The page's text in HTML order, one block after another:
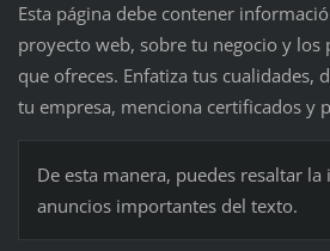
Esta página debe contener
proyecto web, sobre tu negocio y los
que ofreces. Enfatiza tus cualidades,
tu empresa, menciona certificados y
De esta manera, puedes resaltar
anuncios importantes del texto.